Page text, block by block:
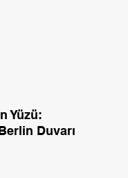
Yüzü:
Duvarı